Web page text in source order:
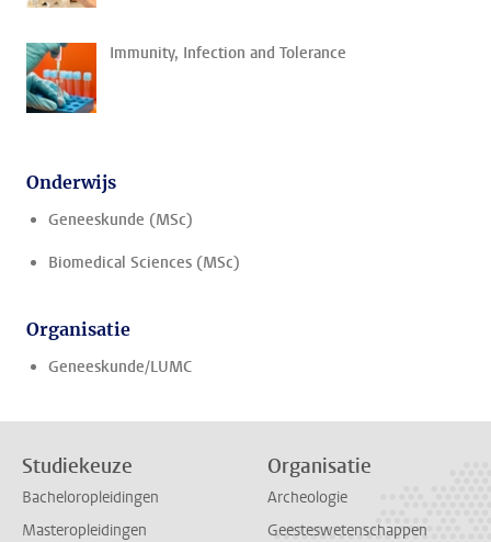
Immunity, Infection and Tolerance
Onderwijs
Geneeskunde (MSc)
Biomedical Sciences (MSc)
Organisatie
Geneeskunde/LUMC
Studiekeuze
Bacheloropleidingen
Masteropleidingen
Organisatie
Archeologie
Geesteswetenschappen